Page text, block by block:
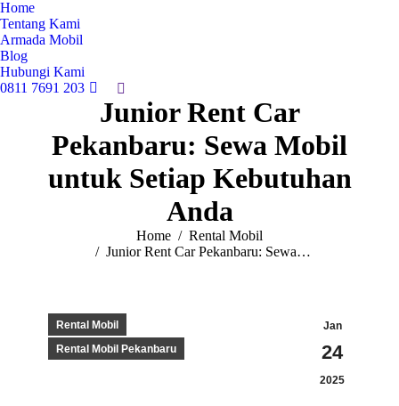
Home
Tentang Kami
Armada Mobil
Blog
Hubungi Kami
0811 7691 203
Search:
Junior Rent Car
Pekanbaru: Sewa Mobil
untuk Setiap Kebutuhan
Anda
Home
Rental Mobil
Junior Rent Car Pekanbaru: Sewa…
Jan
24
2025
Rental Mobil
Rental Mobil Pekanbaru